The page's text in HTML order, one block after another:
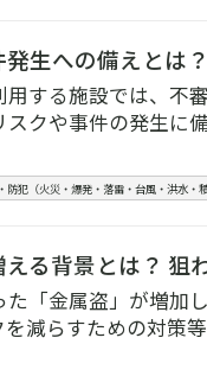
生への備えとは
する施設では、不
クや事件の発生に
防犯（火災・爆発・落雷・台風・洪水・
る背景とは？ 狙
「金属盗」が増加
減らすための対策